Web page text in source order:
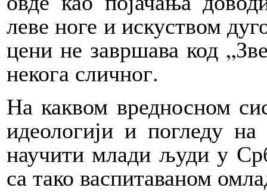
леве ноге и искуством
цени не завршава код
некога сличног.
На каквом вредносном
идеологији и погледу
научити млади људи у
са тако васпитаваном